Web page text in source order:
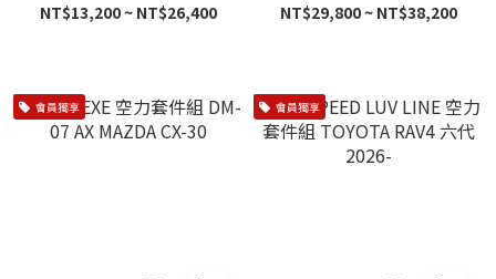
NT$13,200 ~ NT$26,400
NT$29,800 ~ NT$38,200
會員獨享 會員獨享